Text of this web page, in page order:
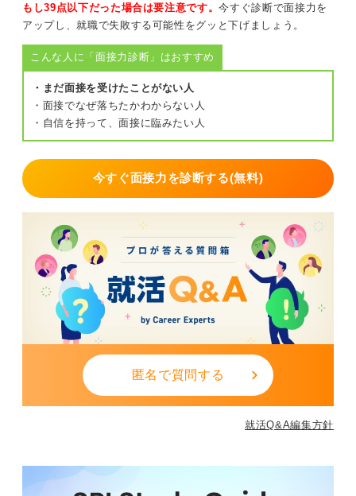
もし39点以下だった場合は要注意です。今すぐ診断で面接力を
アップし、就職で失敗する可能性をグッと下げましょう。
こんな人に「面接力診断」はおすすめ
・まだ面接を受けたことがない人
・面接でなぜ落ちたかわからない人
・自信を持って、面接に臨みたい人
今すぐ面接力を診断する(無料)
匿名で質問する
就活Q&A編集方針